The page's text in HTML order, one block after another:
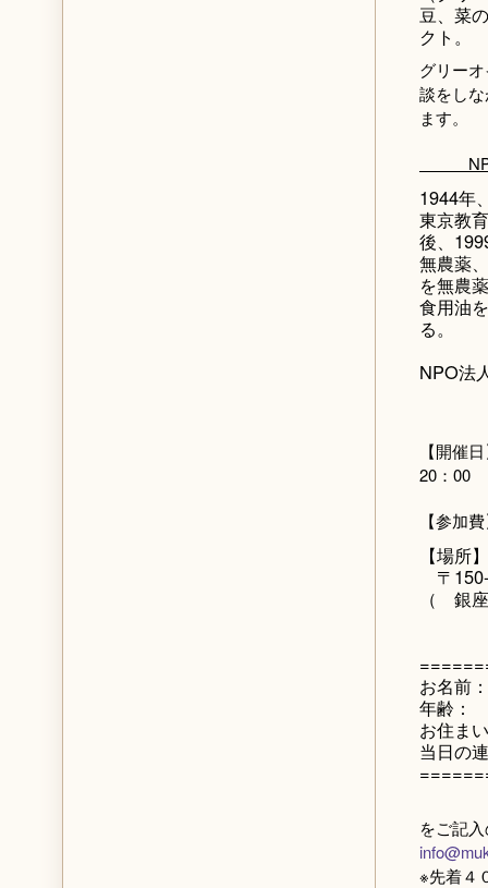
豆、菜
クト。
グリー
談をし
ます。
NPO
1944年
東京教
後、
無農薬
を無農
食用油
る。
NPO法
【開催
20：00
【参加
【場
〒
（ 銀
お名前：
年齢：
お住ま
当日の
をご記
※先着４